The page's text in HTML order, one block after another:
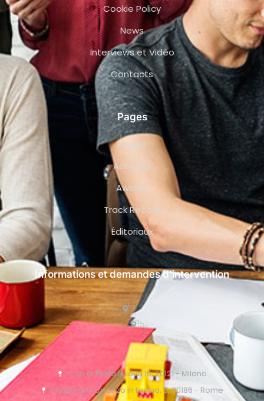
Cookie Policy
News
Interviews et Vidéo
Contacts
Pages
Équipe
Activités
Awards
Track Record
Éditoriaux
Informations et demandes d’intervention
C.so di Porta Nuova 15, 20121 - Milano
Piazza di S. Lorenzo in Lucina, 6, 00186 - Rome